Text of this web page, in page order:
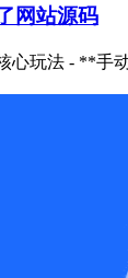
网站源码
心玩法 - **